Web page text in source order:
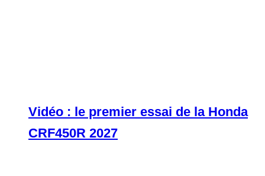
Vidéo : le premier essai de la Honda
CRF450R 2027